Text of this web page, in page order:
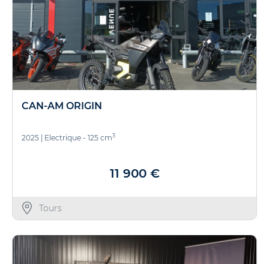
CAN-AM ORIGIN
2025 Electrique - 125 cm3
11 900 €
Tours